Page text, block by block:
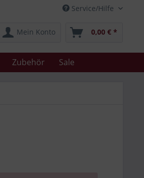
Service/Hilfe
Mein Konto 0,00 € *
Zubehör Sale